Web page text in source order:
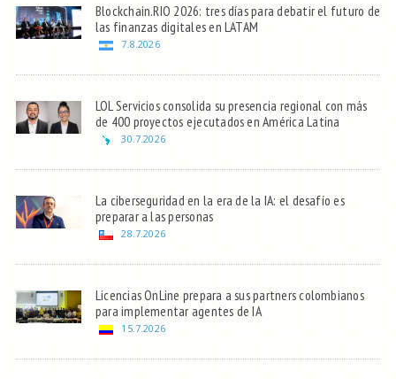
Blockchain.RIO 2026: tres días para debatir el futuro de
las finanzas digitales en LATAM
7.8.2026
LOL Servicios consolida su presencia regional con más
de 400 proyectos ejecutados en América Latina
30.7.2026
La ciberseguridad en la era de la IA: el desafío es
preparar a las personas
28.7.2026
Licencias OnLine prepara a sus partners colombianos
para implementar agentes de IA
15.7.2026